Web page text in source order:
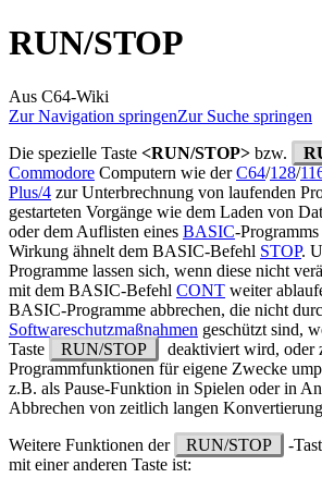
RUN/STOP
Aus C64-Wiki
Zur Navigation springenZur Suche springen
Die spezielle Taste <RUN/STOP> bzw.
Commodore Computern wie derC64/128/
Plus/4 zur Unterbrechnung von laufenden
gestarteten Vorgänge wie dem Laden von
oder dem Auflisten eines BASIC-
Wirkung ähnelt dem BASIC-Befehl STOP.
Programme lassen sich, wenn diese nicht
mit dem BASIC-Befehl CONT weiter
BASIC-Programme abbrechen, die nicht
Softwareschutzmaßnahmen geschützt sind,
Taste
RUN/STOP
deaktiviert wird, oder
Programmfunktionen für eigene Zwecke
z.B. als Pause-Funktion in Spielen oder in
Abbrechen von zeitlich langen
Weitere Funktionen der
RUN/STOP
-
mit einer anderen Taste ist: